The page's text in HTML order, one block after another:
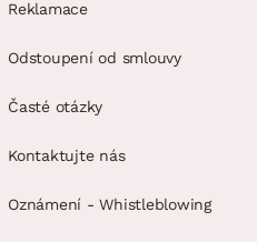
Reklamace
Odstoupení od smlouvy
Časté otázky
Kontaktujte nás
Oznámení - Whistleblowing